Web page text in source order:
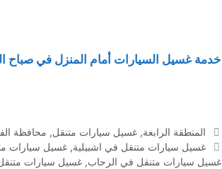
خدمة غسيل السيارات أمام المنزل في صباح
التصنيفات
المنطقة الرابعة, غسيل سيارات متنقل, محافظة
الوسوم
غسيل سيارات متنقل في اشبيلية, غسيل سيارات
غسيل سيارات متنقل في الرحاب, غسيل سيارات